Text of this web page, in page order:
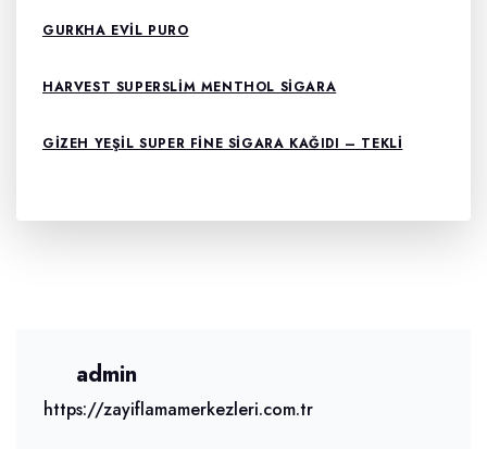
GURKHA EVIL PURO
HARVEST SUPERSLIM MENTHOL SIGARA
GIZEH YEŞIL SUPER FINE SIGARA KAĞIDI – TEKLI
admin
https://zayiflamamerkezleri.com.tr